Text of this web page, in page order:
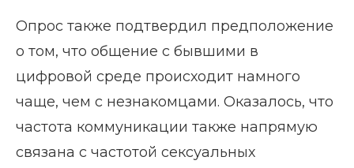
Опрос также подтвердил предположение
о том, что общение с бывшими в
цифровой среде происходит намного
чаще, чем с незнакомцами. Оказалось, что
частота коммуникации также напрямую
связана с частотой сексуальных